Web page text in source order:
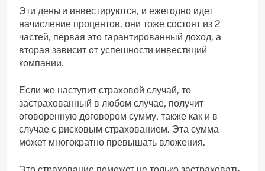
Эти деньги инвестируются, и ежегодно идет
начисление процентов, они тоже состоят из 2
частей, первая это гарантированный доход, а
вторая зависит от успешности инвестиций
компании.
Если же наступит страховой случай, то
застрахованный в любом случае, получит
оговоренную договором сумму, также как и в
случае с рисковым страхованием. Эта сумма
может многократно превышать вложения.